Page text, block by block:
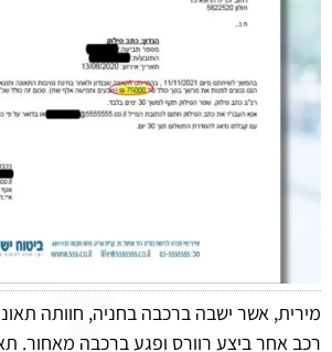
מירית, אשר ישבה ברכבה בחניה, חוותה
רכב אחר ביצע רוורס ופגע ברכבה מאחור.